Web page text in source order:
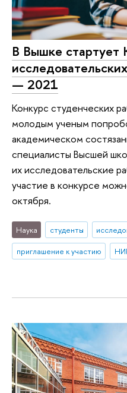
В Вышке стартует
— 2021
Конкурс студенческих
молодым ученым
академическом
специалисты Высшей
их исследовательские
участие в конкурсе
октября.
Наука студенты
приглашение к участию